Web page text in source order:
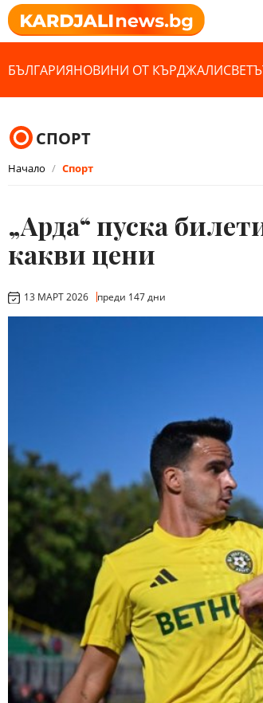
БЪЛГАРИЯНОВИНИ ОТ КЪРДЖАЛИ
СПОРТ
Начало Спорт
„Арда“ пуска
какви цени
13 МАРТ 2026 преди 147 дни